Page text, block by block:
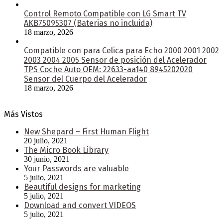
Control Remoto Compatible con LG Smart TV
AKB75095307 (Baterias no incluida)
18 marzo, 2026
Compatible con para Celica para Echo 2000 2001 2002
2003 2004 2005 Sensor de posición del Acelerador
TPS Coche Auto OEM: 22633-aa140 8945202020
Sensor del Cuerpo del Acelerador
18 marzo, 2026
Más Vistos
New Shepard – First Human Flight
20 julio, 2021
The Micro Book Library
30 junio, 2021
Your Passwords are valuable
5 julio, 2021
Beautiful designs for marketing
5 julio, 2021
Download and convert VIDEOS
5 julio, 2021